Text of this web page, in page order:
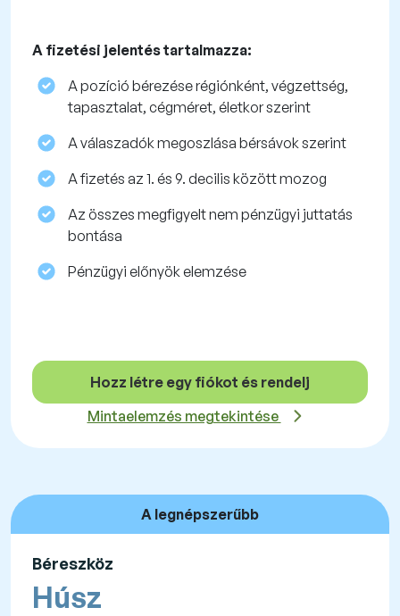
A fizetési jelentés tartalmazza:
A pozíció bérezése régiónként, végzettség,
tapasztalat, cégméret, életkor szerint
A válaszadók megoszlása ​​bérsávok szerint
A fizetés az 1. és 9. decilis között mozog
Az összes megfigyelt nem pénzügyi juttatás
bontása
Pénzügyi előnyök elemzése
Hozz létre egy fiókot és rendelj
Mintaelemzés megtekintése
A legnépszerűbb
Béreszköz
Húsz